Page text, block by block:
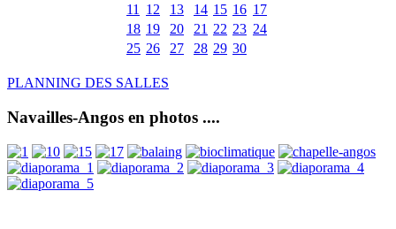
11
12 13 14 15 16 17
18 19 20 21 22 23 24
25 26 27 28 29 30
PLANNING DES SALLES
Navailles-Angos en photos ....